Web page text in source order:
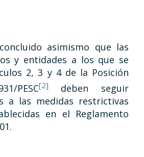
asimismo que las
y entidades a los que se
2, 3 y 4 de la Posición
PESC[2]
deben seguir
a las medidas restrictivas
en el Reglamento